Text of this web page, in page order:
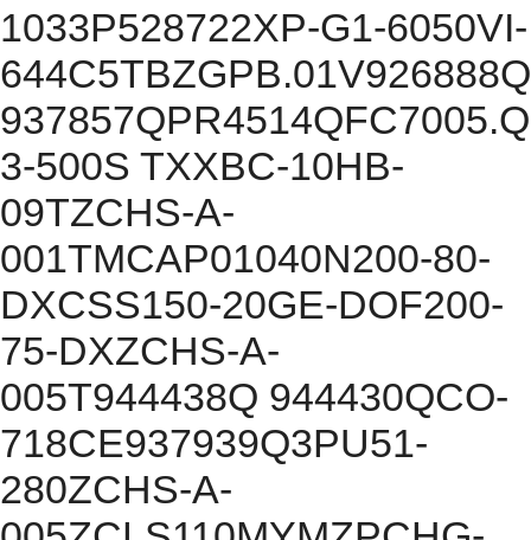
1033P528722XP-G1-6050VI-
644C5TBZGPB.01V926888Q
3-500S TXXBC-10HB-
09TZCHS-A-
001TMCAP01040N200-80-
DXCSS150-20GE-DOF200-
75-DXZCHS-A-
005T944438Q 944430QCO-
718CE937939Q3PU51-
280ZCHS-A-